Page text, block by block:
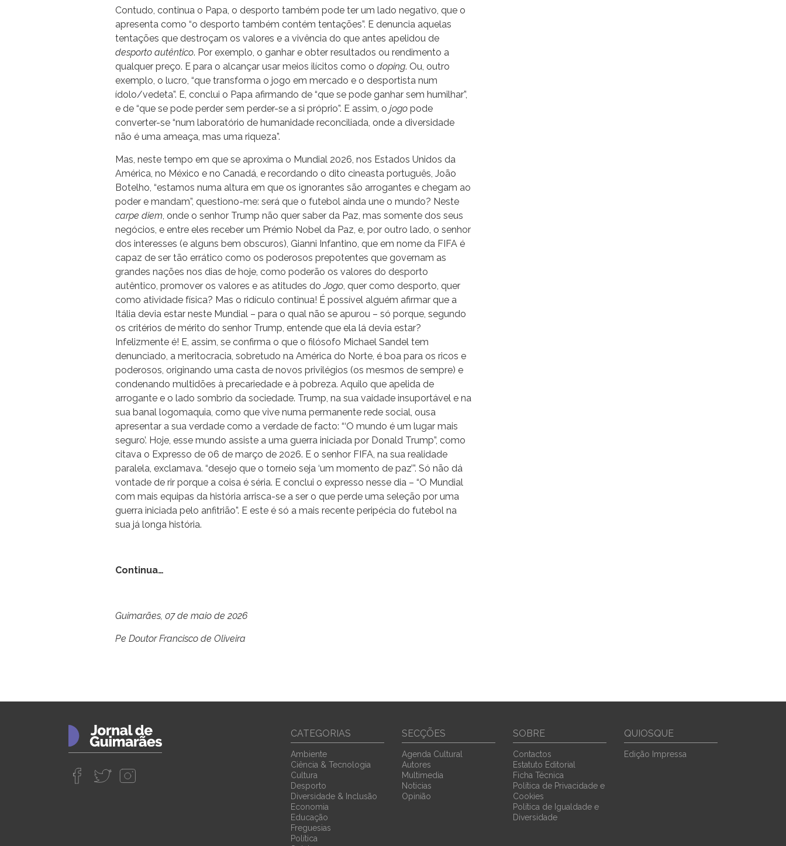
Contudo, continua o Papa, o desporto também pode ter um lado negativo, que o
apresenta como “o desporto também contém tentações”. E denuncia aquelas
tentações que destroçam os valores e a vivência do que antes apelidou de
desporto autêntico. Por exemplo, o ganhar e obter resultados ou rendimento a
qualquer preço. E para o alcançar usar meios ilícitos como o doping. Ou, outro
exemplo, o lucro, “que transforma o jogo em mercado e o desportista num
ídolo/vedeta”. E, conclui o Papa afirmando de “que se pode ganhar sem humilhar”,
e de “que se pode perder sem perder-se a si próprio”. E assim, o jogo pode
converter-se “num laboratório de humanidade reconciliada, onde a diversidade
não é uma ameaça, mas uma riqueza”.
Mas, neste tempo em que se aproxima o Mundial 2026, nos Estados Unidos da
América, no México e no Canadá, e recordando o dito cineasta português, João
Botelho, “estamos numa altura em que os ignorantes são arrogantes e chegam ao
poder e mandam”, questiono-me: será que o futebol ainda une o mundo? Neste
carpe diem, onde o senhor Trump não quer saber da Paz, mas somente dos seus
negócios, e entre eles receber um Prémio Nobel da Paz, e, por outro lado, o senhor
dos interesses (e alguns bem obscuros), Gianni Infantino, que em nome da FIFA é
capaz de ser tão errático como os poderosos prepotentes que governam as
grandes nações nos dias de hoje, como poderão os valores do desporto
autêntico, promover os valores e as atitudes doJogo, quer como desporto, quer
como atividade física? Mas o ridículo continua! É possível alguém afirmar que a
Itália devia estar neste Mundial – para o qual não se apurou – só porque, segundo
os critérios de mérito do senhor Trump, entende que ela lá devia estar?
Infelizmente é! E, assim, se confirma o que o filósofo Michael Sandel tem
denunciado, a meritocracia, sobretudo na América do Norte, é boa para os ricos e
poderosos, originando uma casta de novos privilégios (os mesmos de sempre) e
condenando multidões à precariedade e à pobreza. Aquilo que apelida de
arrogante e o lado sombrio da sociedade. Trump, na sua vaidade insuportável e na
sua banal logomaquia, como que vive numa permanente rede social, ousa
apresentar a sua verdade como a verdade de facto: “‘O mundo é um lugar mais
seguro’. Hoje, esse mundo assiste a uma guerra iniciada por Donald Trump”, como
citava o Expresso de 06 de março de 2026. E o senhor FIFA, na sua realidade
paralela, exclamava. “desejo que o torneio seja ‘um momento de paz’”. Só não dá
vontade de rir porque a coisa é séria. E conclui o expresso nesse dia – “O Mundial
com mais equipas da história arrisca-se a ser o que perde uma seleção por uma
guerra iniciada pelo anfitrião”. E este é só a mais recente peripécia do futebol na
sua já longa história.
Continua…
Guimarães, 07 de maio de 2026
Pe Doutor Francisco de Oliveira
CATEGORIAS
Ambiente
Ciência & Tecnologia
Cultura
Desporto
Diversidade & Inclusão
Economia
Educação
Freguesias
Política
SECÇÕES
Agenda Cultural
Autores
Multimedia
Noticias
Opinião
SOBRE
Contactos
Estatuto Editorial
Ficha Técnica
Política de Privacidade e
Cookies
Política de Igualdade e
Diversidade
QUIOSQUE
Edição Impressa